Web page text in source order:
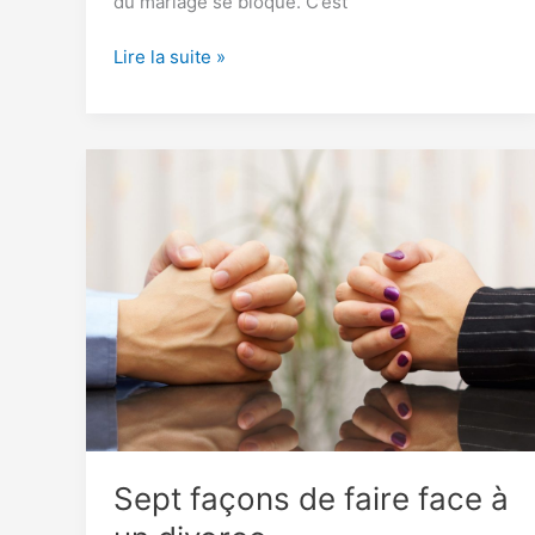
75
coûtent
moins
cher
qu’une
pension
alimentaire
Lire la suite »
Sept façons de faire face à